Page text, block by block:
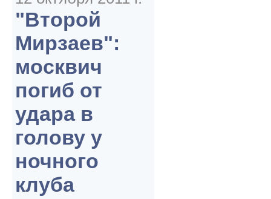
"Второй
Мирзаев":
москвич
погиб от
удара в
голову у
ночного
клуба